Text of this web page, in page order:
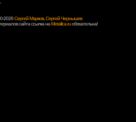
2026Сергей Марков, Сергей Чернышев
сайта ссылка наMetallica.ruобязательна!